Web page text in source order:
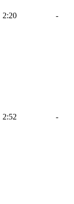
2:20 -
2:52 -